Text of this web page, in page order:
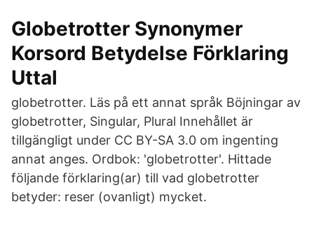
Globetrotter Synonymer
Korsord Betydelse Förklaring
Uttal
globetrotter. Läs på ett annat språk Böjningar av
globetrotter, Singular, Plural Innehållet är
tillgängligt under CC BY-SA 3.0 om ingenting
annat anges. Ordbok: 'globetrotter'. Hittade
följande förklaring(ar) till vad globetrotter
betyder: reser (ovanligt) mycket.